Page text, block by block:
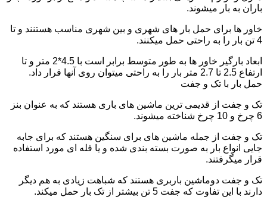
باران به بار میشوند.
خاور ها برای حمل بار های شهری و بین شهری مناسب هستنند و تا
4 تن بار را به راحتی حمل میکنند.
ابعاد بارگیر خاور ها به طور متوسط برابر است با 4.5*2 متر و تا
ارتفاع 2.5 تا 2.7 متر بار را به راحتی میتوان روی آنها قرار داد.
حمل بار با تک و جفت
تک و جفت از قدیمی ترین ماشین های باری هستند که به عنوان بنز
6 چرخ و 10 چرخ شناخته میشوند.
تک و جفت از جمله ماشین های برای سنگین هستند که برای جابه
جایی انواع بار به صورت بسته بندی شده و یا فله ای مورد استفاده
قرار میگرفتند.
تک و جفت دوماشین باربری هستند که شباهت زیادی به هم دیگر
دارند با این تفاوت که جفت 5 تن بیشتر از تک بار حمل میکند.